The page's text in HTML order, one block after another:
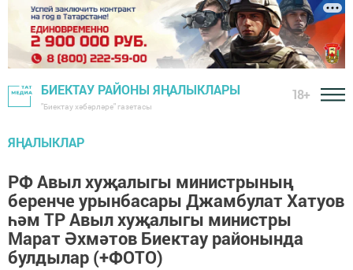
БИЕКТАУ РАЙОНЫ ЯҢАЛЫКЛАРЫ
"Биектау хәбәрләре" газетасы
18+
ЯҢАЛЫКЛАР
РФ Авыл хуҗалыгы министрының
беренче урынбасары Джамбулат Хатуов
һәм ТР Авыл хуҗалыгы министры
Марат Әхмәтов Биектау районында
булдылар (+ФОТО)